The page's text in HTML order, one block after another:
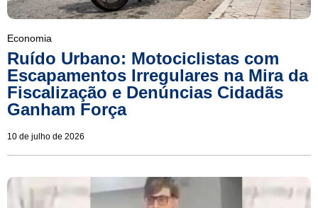
Economia
Ruído Urbano: Motociclistas com
Escapamentos Irregulares na Mira da
Fiscalização e Denúncias Cidadãs
Ganham Força
10 de julho de 2026